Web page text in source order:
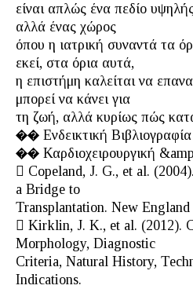
είναι απλώς ένα πεδίο
αλλά ένας χώρος
όπου η ιατρική συναντά τα
εκεί, στα όρια αυτά,
η επιστήμη καλείται να
μπορεί να κάνει για
τη ζωή, αλλά κυρίως πώς
�� Ενδεικτική Βιβλιογραφία
�� Καρδιοχειρουργική
 Copeland, J. G., et al.
a Bridge to
Transplantation. New
 Kirklin, J. K., et al. (2012).
Morphology, Diagnostic
Criteria, Natural History,
Indications.